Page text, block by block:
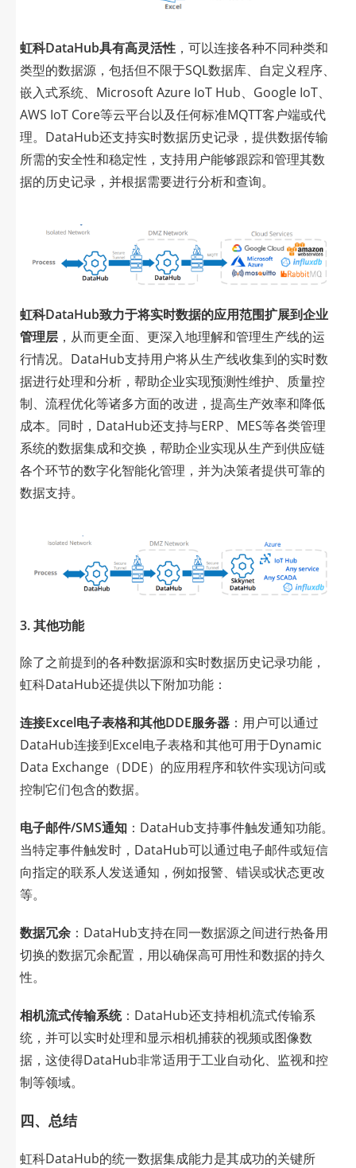
虹科DataHub具有高灵活性 ，可以连接各种不同种类和
类型的数据源，包括但不限于SQL数据库、自定义程序、
嵌入式系统、Microsoft Azure IoT Hub、Google IoT、
AWS IoT Core等云平台以及任何标准MQTT客户端或代
理。DataHub还支持实时数据历史记录，提供数据传输
所需的安全性和稳定性，支持用户能够跟踪和管理其数
据的历史记录，并根据需要进行分析和查询。
虹科DataHub致力于将实时数据的应用范围扩展到企业
管理层 ，从而更全面、更深入地理解和管理生产线的运
行情况。DataHub支持用户将从生产线收集到的实时数
据进行处理和分析，帮助企业实现预测性维护、质量控
制、流程优化等诸多方面的改进，提高生产效率和降低
成本。同时，DataHub还支持与ERP、MES等各类管理
系统的数据集成和交换，帮助企业实现从生产到供应链
各个环节的数字化智能化管理，并为决策者提供可靠的
数据支持。
3. 其他功能
除了之前提到的各种数据源和实时数据历史记录功能，
虹科DataHub还提供以下附加功能：
连接Excel电子表格和其他DDE服务器 ：用户可以通过
DataHub连接到Excel电子表格和其他可用于Dynamic
Data Exchange（DDE）的应用程序和软件实现访问或
控制它们包含的数据。
电子邮件/SMS通知 ：DataHub支持事件触发通知功能。
当特定事件触发时，DataHub可以通过电子邮件或短信
向指定的联系人发送通知，例如报警、错误或状态更改
等。
数据冗余 ：DataHub支持在同一数据源之间进行热备用
切换的数据冗余配置，用以确保高可用性和数据的持久
性。
相机流式传输系统：DataHub还支持相机流式传输系
统，并可以实时处理和显示相机捕获的视频或图像数
据，这使得DataHub非常适用于工业自动化、监视和控
制等领域。
四、总结
虹科DataHub的统一数据集成能力是其成功的关键所